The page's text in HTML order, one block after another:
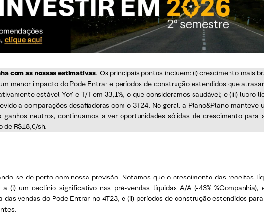
com as nossas estimativas. Os principais pontos incluem: (i) crescimento mais
menor impacto do Pode Entrar e períodos de construção estendidos que
estável YoY e T/T em 33,1%, o que consideramos saudável; e (iii) lucro
a comparações desafiadoras com o 3T24. No geral, a Plano&Plano manteve
ganhos neutros, continuamos a ver oportunidades sólidas de crescimento para
de R$18,0/sh.
se de perto com nossa previsão. Notamos que o crescimento das receitas
(i) um declínio significativo nas pré-vendas líquidas A/A (-43% %Companhia),
vendas do Pode Entrar no 4T23, e (ii) períodos de construção estendidos